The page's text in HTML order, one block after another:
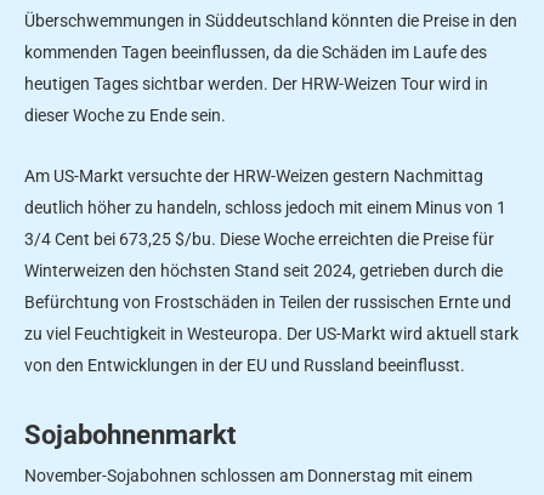
Überschwemmungen in Süddeutschland könnten die Preise in den
kommenden Tagen beeinflussen, da die Schäden im Laufe des
heutigen Tages sichtbar werden. Der HRW-Weizen Tour wird in
dieser Woche zu Ende sein.
Am US-Markt versuchte der HRW-Weizen gestern Nachmittag
deutlich höher zu handeln, schloss jedoch mit einem Minus von 1
3/4 Cent bei 673,25 $/bu. Diese Woche erreichten die Preise für
Winterweizen den höchsten Stand seit 2024, getrieben durch die
Befürchtung von Frostschäden in Teilen der russischen Ernte und
zu viel Feuchtigkeit in Westeuropa. Der US-Markt wird aktuell stark
von den Entwicklungen in der EU und Russland beeinflusst.
Sojabohnenmarkt
November-Sojabohnen schlossen am Donnerstag mit einem